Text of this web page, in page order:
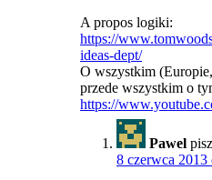
A propos logiki:
https://
ideas-dept/
O wszystkim
przede wszystkim o
https://
Pawel
8 czerwca 2013